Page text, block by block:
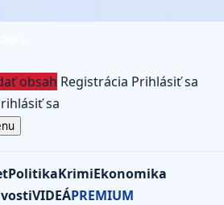
obsah Registrácia Prihlásiť sa
sa
PolitikaKrimiEkonomika
VIDEÁPREMIUM